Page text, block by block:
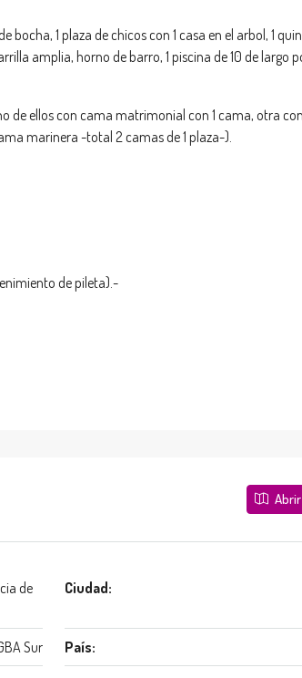
1 plaza de chicos con 1 casa en el arbol, 1
amplia, horno de barro, 1 piscina de 10 de largo
de ellos con cama matrimonial con 1 cama, otra
marinera -total 2 camas de 1 plaza-).
de pileta).-
de
Ciudad:
Sur País: